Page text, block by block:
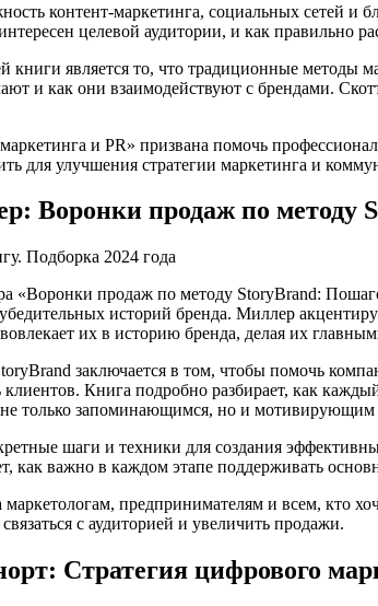
контент-маркетинга, социальных сетей
целевой аудитории, и как правильно
является то, что традиционные методы
и как они взаимодействуют с брендами.
и PR» призвана помочь
для улучшения стратегии маркетинга и
Воронки продаж по методу
«Воронки продаж по методу StoryBrand:
историй бренда. Миллер
их в историю бренда, делая их
заключается в том, чтобы помочь
Книга подробно разбирает, как
не только запоминающимся, но и мотивирующим
шаги и техники для создания
как важно в каждом этапе поддерживать
маркетологам, предпринимателям и всем, кто
с аудиторией и увеличить продажи.
Стратегия цифрового